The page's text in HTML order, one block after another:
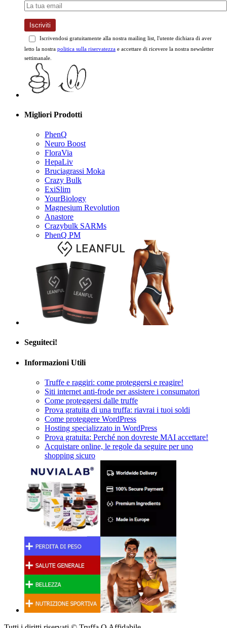
Iscriviti
Iscrivendosi gratuitamente alla nostra mailing list, l'utente dichiara di aver
letto la nostra politica sulla riservatezza e accettare di ricevere la nostra newsletter
settimanale.
Migliori Prodotti
PhenQ
Neuro Boost
FloraVia
HepaLiv
Bruciagrassi Moka
Crazy Bulk
ExiSlim
YourBiology
Magnesium Revolution
Anastore
Crazybulk SARMs
PhenQ PM
Seguiteci!
Informazioni Utili
Truffe e raggiri: come proteggersi e reagire!
Siti internet anti-frode per assistere i consumatori
Come proteggersi dalle truffe
Prova gratuita di una truffa: riavrai i tuoi soldi
Come proteggere WordPress
Hosting specializzato in WordPress
Prova gratuita: Perché non dovreste MAI accettare!
Acquistare online, le regole da seguire per uno
shopping sicuro